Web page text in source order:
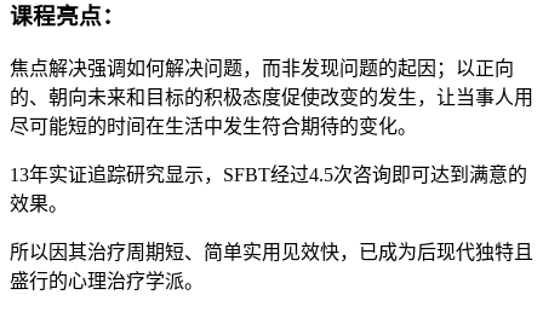
课程亮点：
焦点解决强调如何解决问题，而非发现问题的起因；以正向
的、朝向未来和目标的积极态度促使改变的发生，让当事人用
尽可能短的时间在生活中发生符合期待的变化。
13年实证追踪研究显示，SFBT经过4.5次咨询即可达到满意的
效果。
所以因其治疗周期短、简单实用见效快，已成为后现代独特且
盛行的心理治疗学派。